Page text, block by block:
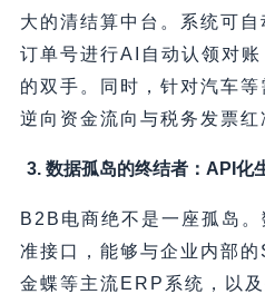
大的清结算中台。系统可
订单号进行AI自动认领对
的双手。同时，针对汽车等
逆向资金流向与税务发票红
3. 数据孤岛的终结者：API化
B2B电商绝不是一座孤岛
准接口，能够与企业内部
金蝶等主流ERP系统，以